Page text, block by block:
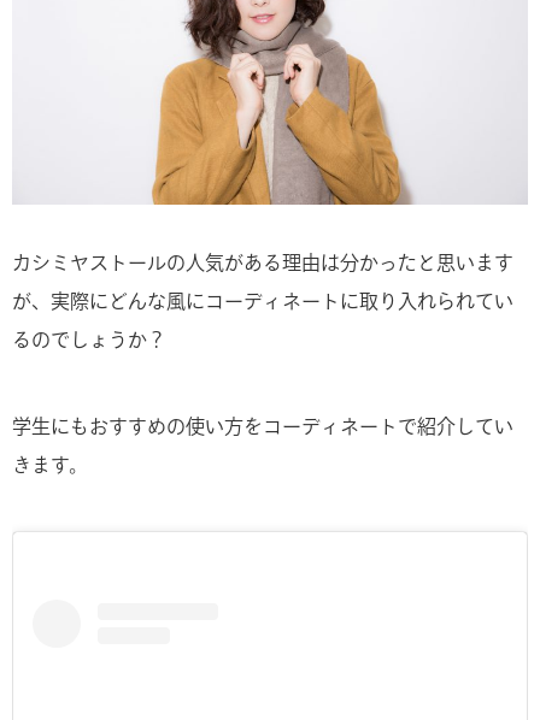
カシミヤストールの人気がある理由は分かったと思います
が、実際にどんな風にコーディネートに取り入れられてい
るのでしょうか？
学生にもおすすめの使い方をコーディネートで紹介してい
きます。